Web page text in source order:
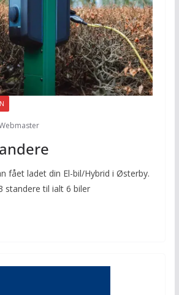
fået ladet din El-bil/Hybrid i Østerby.
standere til ialt 6 biler